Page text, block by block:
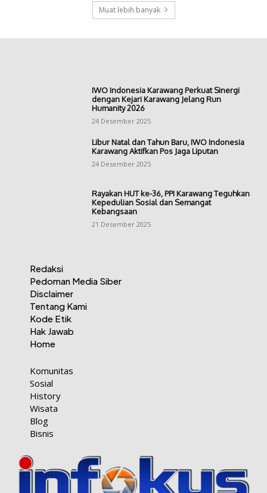
Muat lebih banyak
IWO Indonesia Karawang Perkuat Sinergi
dengan Kejari Karawang Jelang Run
Humanity 2026
24 Desember 2025
Libur Natal dan Tahun Baru, IWO Indonesia
Karawang Aktifkan Pos Jaga Liputan
24 Desember 2025
Rayakan HUT ke-36, PPI Karawang Teguhkan
Kepedulian Sosial dan Semangat
Kebangsaan
21 Desember 2025
Redaksi
Pedoman Media Siber
Disclaimer
Tentang Kami
Kode Etik
Hak Jawab
Home
Komunitas
Sosial
History
Wisata
Blog
Bisnis